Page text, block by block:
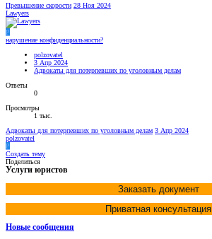
Превышение скорости 28 Ноя 2024
Lawyers
P
нарушение конфиденциальности?
polzovatel
3 Апр 2024
Адвокаты для потерпевших по уголовным делам
Ответы
0
Просмотры
1 тыс.
Адвокаты для потерпевших по уголовным делам 3 Апр 2024
polzovatel
P
Создать тему
Поделиться
Услуги юристов
Заказать документ
Приватная консультация
Новые сообщения